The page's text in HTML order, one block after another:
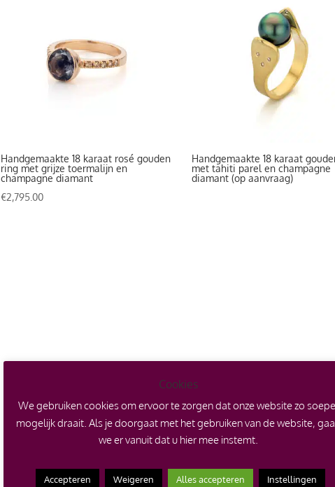
Handgemaakte 18 karaat rosé gouden
ring met grijze toermalijn en
champagne diamant
€2,795.00
Handgemaakte 18 karaat
met tahiti parel en champagne
diamant (op aanvraag)
Cookies
We gebruiken cookies om ervoor te zorgen dat onze website zo
mogelijk draait. Als je doorgaat met het gebruiken van de website,
we er vanuit dat u hier mee instemt.
Accepteren Weigeren Alles accepteren Instellingen